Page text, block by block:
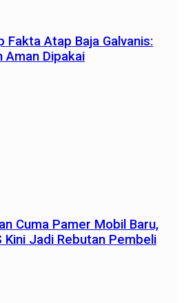
Fakta Atap Baja Galvanis:
Aman Dipakai
Cuma Pamer Mobil Baru,
Kini Jadi Rebutan Pembeli